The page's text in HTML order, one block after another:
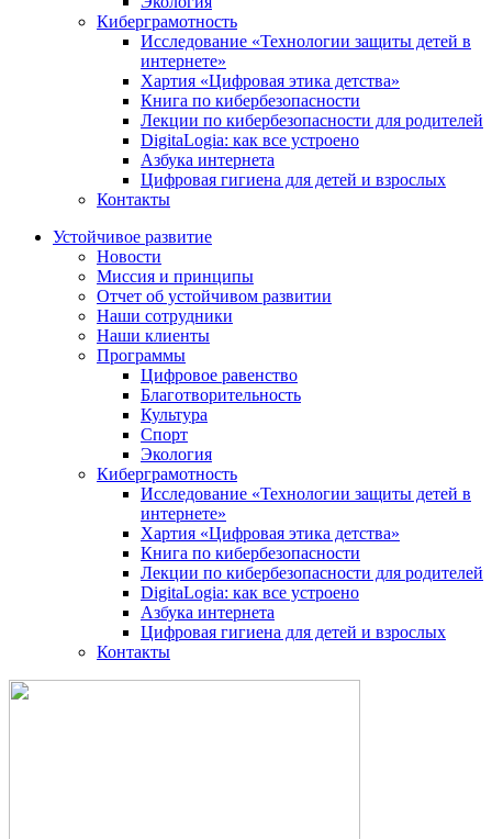
Киберграмотность
Исследование «Технологии защиты детей в
интернете»
Хартия «Цифровая этика детства»
Книга по кибербезопасности
Лекции по кибербезопасности для родителей
DigitaLogia: как все устроено
Азбука интернета
Цифровая гигиена для детей и взрослых
Контакты
Устойчивое развитие
Новости
Миссия и принципы
Отчет об устойчивом развитии
Наши сотрудники
Наши клиенты
Программы
Цифровое равенство
Благотворительность
Культура
Спорт
Экология
Киберграмотность
Исследование «Технологии защиты детей в
интернете»
Хартия «Цифровая этика детства»
Книга по кибербезопасности
Лекции по кибербезопасности для родителей
DigitaLogia: как все устроено
Азбука интернета
Цифровая гигиена для детей и взрослых
Контакты